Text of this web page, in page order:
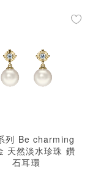
列 Be charming
天然淡水珍珠 鑽
石耳環